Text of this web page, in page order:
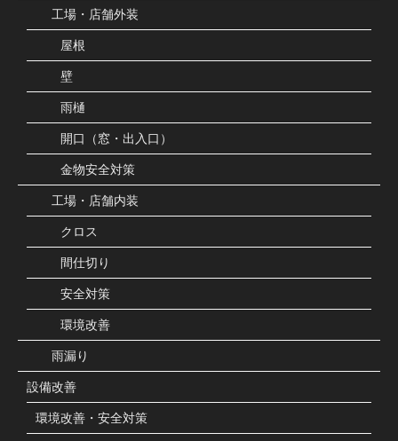
工場・店舗外装
屋根
壁
雨樋
開口（窓・出入口）
金物安全対策
工場・店舗内装
クロス
間仕切り
安全対策
環境改善
雨漏り
設備改善
環境改善・安全対策